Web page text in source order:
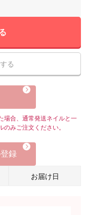
る
場合、通常発送ネイルと一
みご注文ください。
録
お届け日